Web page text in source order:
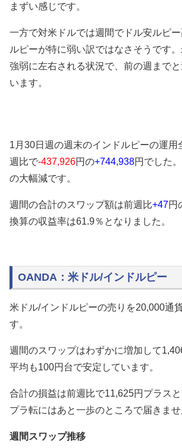
まずい感じです。
一方で対米ドルでは週間でドル安ルピー
ルピーが特に弱い訳ではなさそうです
強弱に左右される状況で、前の週まで
います。
1月30日週の週末のインドルピーの運用
週比で-437,926円の+744,938円でした
の大幅減です。
週間の合計のスワップ額は前週比+47円
換算の収益率は61.9％となりました。
OANDA：米ドル/インドルピー
米ドル/インドルピーの売りを20,000通
す。
週間のスワップはわずかに増加して
平均も100円台で安定しています。
合計の損益は前週比で11,625円プラスと
プラ転にはあと一歩のところで届きませ
週間スワップ推移